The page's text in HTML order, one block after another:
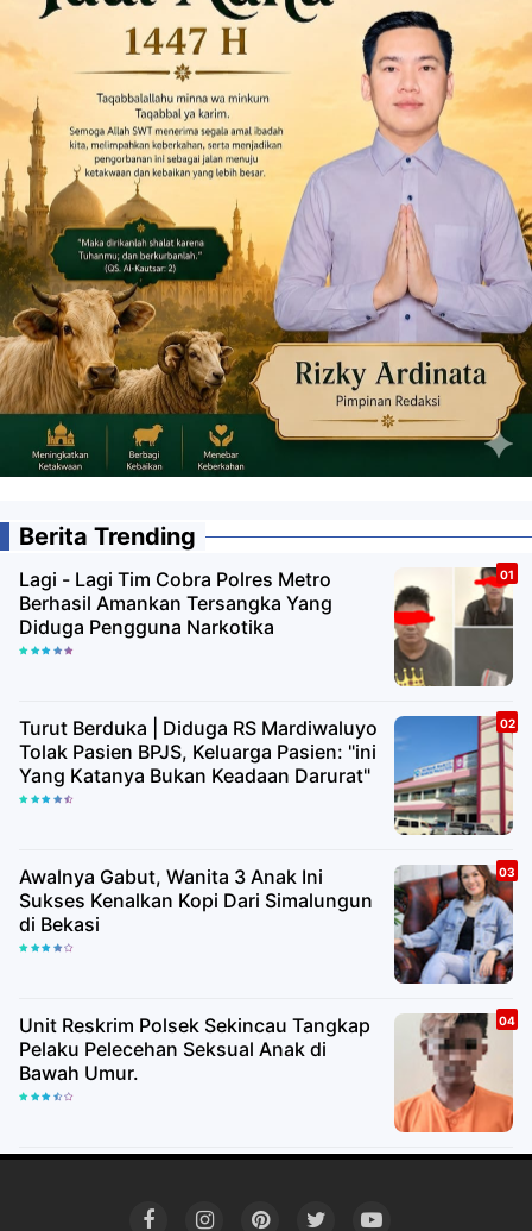
Berita Trending
Lagi - Lagi Tim Cobra Polres Metro
Berhasil Amankan Tersangka Yang
Diduga Pengguna Narkotika
Turut Berduka | Diduga RS Mardiwaluyo
Tolak Pasien BPJS, Keluarga Pasien: "ini
Yang Katanya Bukan Keadaan Darurat"
Awalnya Gabut, Wanita 3 Anak Ini
Sukses Kenalkan Kopi Dari Simalungun
di Bekasi
Unit Reskrim Polsek Sekincau Tangkap
Pelaku Pelecehan Seksual Anak di
Bawah Umur.